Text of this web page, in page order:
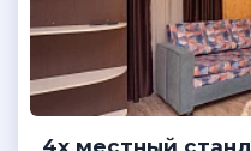
4х местный